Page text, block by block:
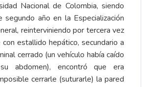
Nacional de Colombia, siendo
segundo año en la Especialización
reinterviniendo por tercera vez
estallido hepático, secundario a
cerrado (un vehículo había caído
abdomen), encontró que era
cerrarle (suturarle) la pared